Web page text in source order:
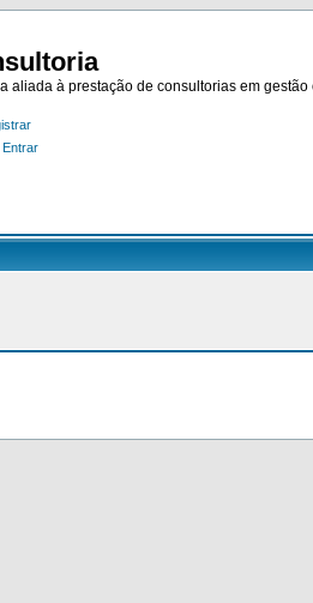
à prestação de consultorias em gestão
Entrar